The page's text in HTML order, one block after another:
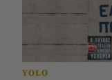
YOLO